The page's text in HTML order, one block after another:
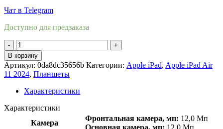
Чат в Telegram
Доступно для предзаказа
Количество
товара
Apple
iPad
Air
11
M2
В корзину
Артикул: 0da8dc35656b Категории: Apple iPad, Apple iPad Air
11 2024, Планшеты
Характеристики
Характеристики
Камера
Фронтальная камера, мп: 12,0 Мп